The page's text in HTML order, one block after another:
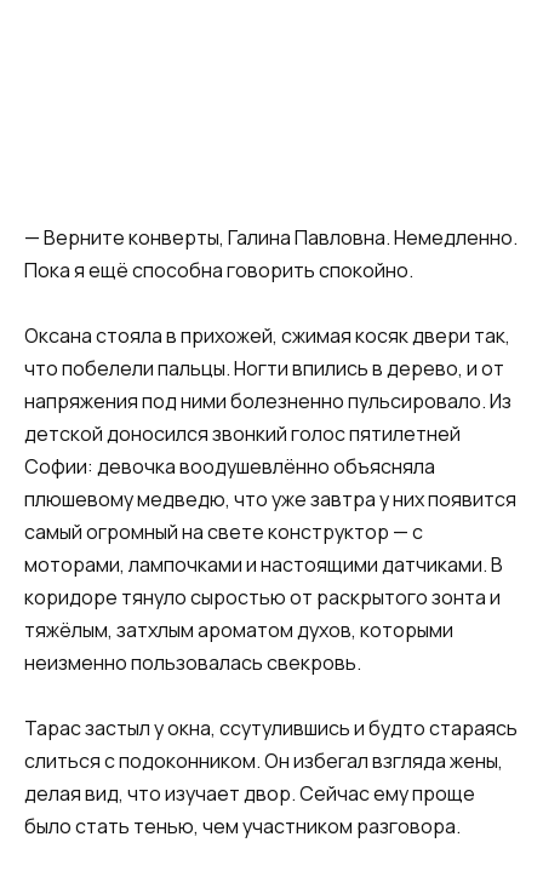
— Верните конверты, Галина Павловна. Немедленно.
Пока я ещё способна говорить спокойно.
Оксана стояла в прихожей, сжимая косяк двери так,
что побелели пальцы. Ногти впились в дерево, и от
напряжения под ними болезненно пульсировало. Из
детской доносился звонкий голос пятилетней
Софии: девочка воодушевлённо объясняла
плюшевому медведю, что уже завтра у них появится
самый огромный на свете конструктор — с
моторами, лампочками и настоящими датчиками. В
коридоре тянуло сыростью от раскрытого зонта и
тяжёлым, затхлым ароматом духов, которыми
неизменно пользовалась свекровь.
Тарас застыл у окна, ссутулившись и будто стараясь
слиться с подоконником. Он избегал взгляда жены,
делая вид, что изучает двор. Сейчас ему проще
было стать тенью, чем участником разговора.